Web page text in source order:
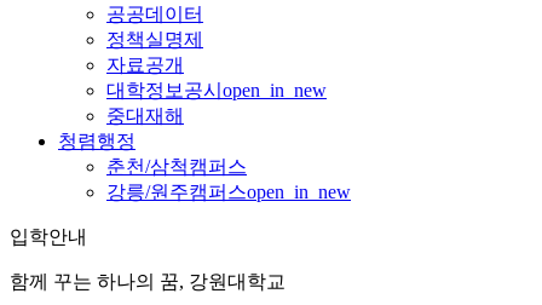
공공데이터
정책실명제
자료공개
대학정보공시 open_in_new
중대재해
청렴행정
춘천/삼척캠퍼스
강릉/원주캠퍼스open_in_new
입학안내
함께 꾸는 하나의 꿈, 강원대학교